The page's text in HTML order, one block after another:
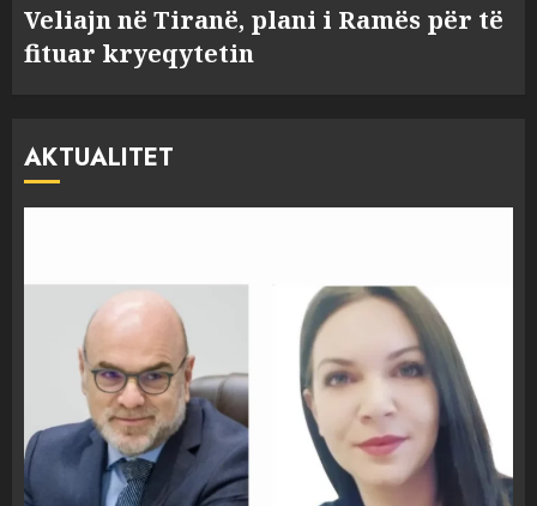
Veliajn në Tiranë, plani i Ramës për të
fituar kryeqytetin
AKTUALITET